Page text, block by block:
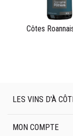
Côtes
LES VINS D'À
MON COMPTE